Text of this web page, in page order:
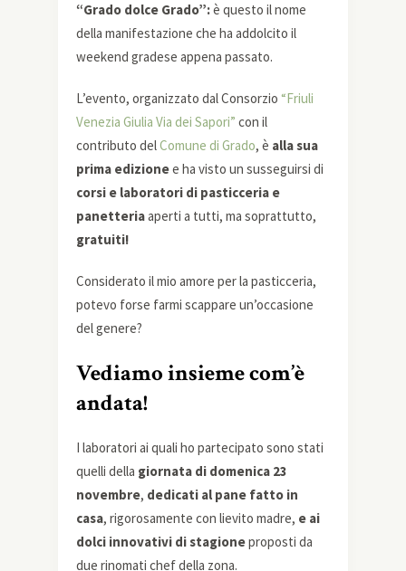
“Grado dolce Grado”:è questo il nome
della manifestazione che ha addolcito il
weekend gradese appena passato.
L’evento, organizzato dal Consorzio “Friuli
Venezia Giulia Via dei Sapori” con il
contributo delComune di Grado, è alla sua
prima edizionee ha visto un susseguirsi di
corsi e laboratori di pasticceria e
panetteriaaperti a tutti, ma soprattutto,
gratuiti!
Considerato il mio amore per la pasticceria,
potevo forse farmi scappare un’occasione
del genere?
Vediamo insieme com’è
andata!
I laboratori ai quali ho partecipato sono stati
quelli della giornata di domenica 23
novembre, dedicati al pane fatto in
casa, rigorosamente con lievito madre, e ai
dolci innovativi di stagioneproposti da
due rinomati chef della zona.